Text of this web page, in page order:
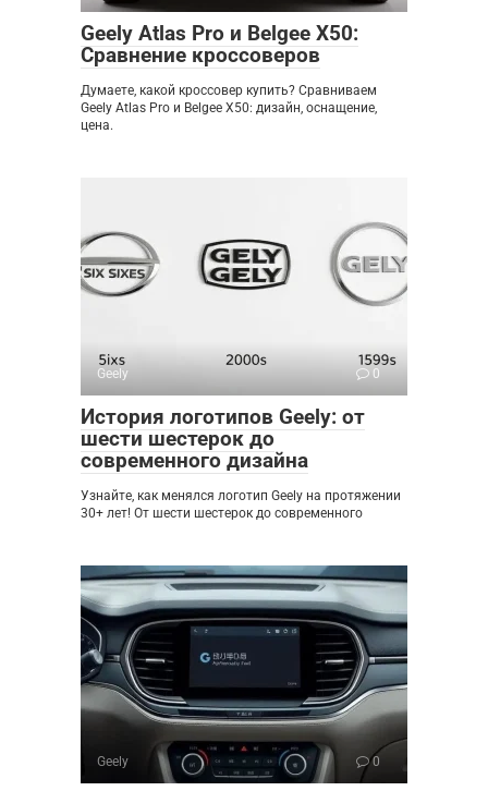
Geely Atlas Pro и Belgee X50:
Сравнение кроссоверов
Думаете, какой кроссовер купить? Сравниваем
Geely Atlas Pro и Belgee X50: дизайн, оснащение,
цена.
Geely 0
История логотипов Geely: от
шести шестерок до
современного дизайна
Узнайте, как менялся логотип Geely на протяжении
30+ лет! От шести шестерок до современного
Geely 0